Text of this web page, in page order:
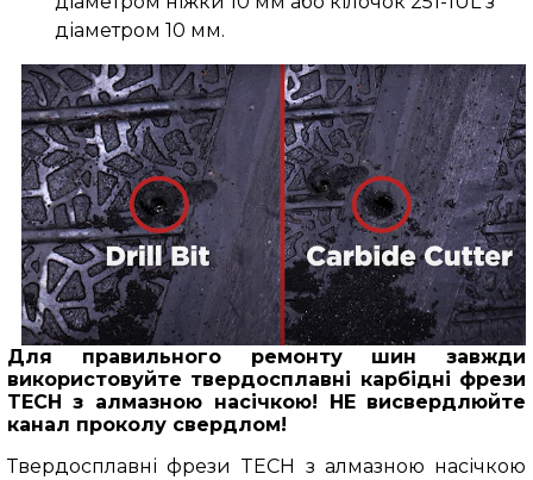
діаметром 10 мм.
Для правильного ремонту шин завжди
використовуйте твердосплавні карбідні фрези
TECH з алмазною насічкою! НЕ висвердлюйте
канал проколу свердлом!
Твердосплавні фрези TECH з алмазною насічкою